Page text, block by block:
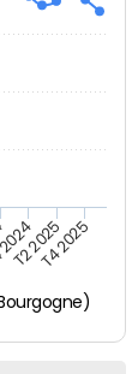
T2 2025T4 2025